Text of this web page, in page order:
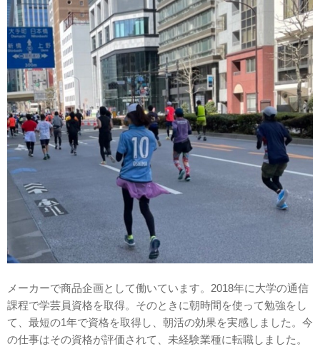
メーカーで商品企画として働いています。2018年に大学の通信
課程で学芸員資格を取得。そのときに朝時間を使って勉強をし
て、最短の1年で資格を取得し、朝活の効果を実感しました。今
の仕事はその資格が評価されて、未経験業種に転職しました。